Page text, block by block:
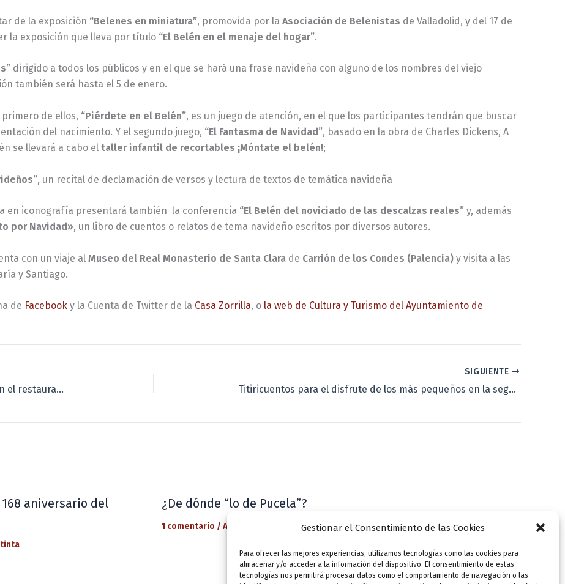
Gestionar el Consentimiento de las Cookies
Para ofrecer las mejores experiencias, utilizamos tecnologías como las cookies para
almacenar y/o acceder a la información del dispositivo. El consentimiento de estas
tecnologías nos permitirá procesar datos como el comportamiento de navegación o las
de la exposición “Belenes en miniatura”, promovida por la Asociación de Belenistas de Valladolid, y del 17 de
la exposición que lleva por título “El Belén en el menaje del hogar”.
dirigido a todos los públicos y en el que se hará una frase navideña con alguno de los nombres del viejo
también será hasta el 5 de enero.
de ellos, “Piérdete en el Belén”, es un juego de atención, en el que los participantes tendrán que buscar
del nacimiento. Y el segundo juego, “El Fantasma de Navidad”, basado en la obra de Charles Dickens, A
se llevará a cabo el taller infantil de recortables ¡Móntate el belén!;
, un recital de declamación de versos y lectura de textos de temática navideña
en iconografía presentará también la conferencia “El Belén del noviciado de las descalzas reales” y, además
por Navidad», un libro de cuentos o relatos de tema navideño escritos por diversos autores.
con un viaje al Museo del Real Monasterio de Santa Clara de Carrión de los Condes (Palencia) y visita a las
y Santiago.
de Facebook y la Cuenta de Twitter de la Casa Zorrilla, o la web de Cultura y Turismo del Ayuntamiento de
César Pérez Gellida estará el 13 de diciembre en el restaurante literario ‘Las viandas con letras entran’
SIGUIENTE
Titiricuentos para el disfrute de los más pequeños en la segunda semana de diciembre
aniversario del
¿De dónde “lo de Pucela”?
1 comentario / Actualidad VLLensutinta